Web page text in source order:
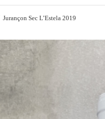
Jurançon Sec L’Estela 2019